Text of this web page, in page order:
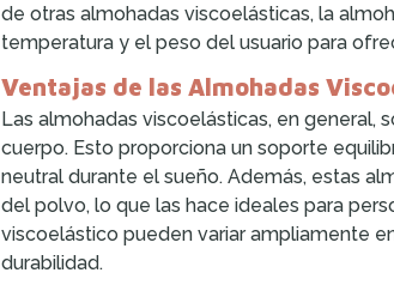
de otras almohadas viscoelásticas, la
temperatura y el peso del usuario para
Ventajas de las Almohadas
Las almohadas viscoelásticas, en general,
cuerpo. Esto proporciona un soporte
neutral durante el sueño. Además, estas
del polvo, lo que las hace ideales para
viscoelástico pueden variar ampliamente
durabilidad.